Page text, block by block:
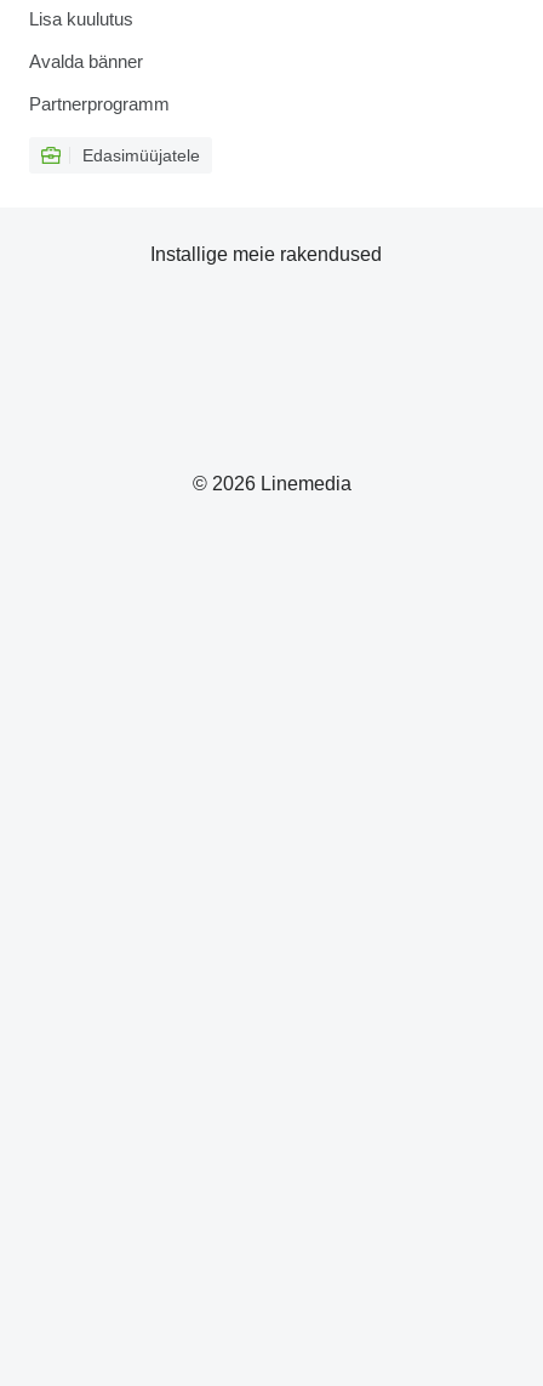
Lisa kuulutus
Avalda bänner
Partnerprogramm
Edasimüüjatele
© 2026 Linemedia
Installige meie rakendused